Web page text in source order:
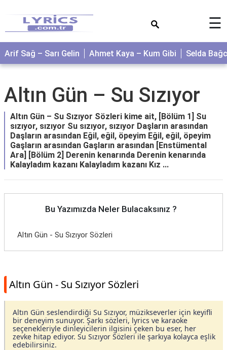
☰
Arif Sağ – Sarı Gelin Ahmet Kaya – Kum Gibi Selda
Altın Gün – Su Sızıyor
Altın Gün – Su Sızıyor Sözleri kime ait, [Bölüm 1] Su
sızıyor, sızıyor Su sızıyor, sızıyor Daşların arasından
Daşların arasından Eğil, eğil, öpeyim Eğil, eğil, öpeyim
Gaşların arasından Gaşların arasından [Enstümental
Ara] [Bölüm 2] Derenin kenarında Derenin kenarında
Kalayladım kazanı Kalayladım kazanı Kız ...
Bu Yazımızda Neler Bulacaksınız ?
Altın Gün - Su Sızıyor Sözleri
Altın Gün - Su Sızıyor Sözleri
Altın Gün seslendirdiği Su Sızıyor, müzikseverler için keyifli
bir deneyim sunuyor. Şarkı sözleri, lyrics ve karaoke
seçenekleriyle dinleyicilerin ilgisini çeken bu eser, her
zevke hitap ediyor. Su Sızıyor Sözleri ile şarkıya kolayca eşlik
edebilirsiniz.